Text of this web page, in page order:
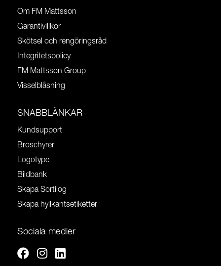
Om FM Mattsson
Garantivillkor
Skötsel och rengöringsråd
Integritetspolicy
FM Mattsson Group
Visselblåsning
SNABBLÄNKAR
Kundsupport
Broschyrer
Logotype
Bildbank
Skapa Sortilog
Skapa hyllkantsetiketter
Sociala medier
FacebookInstagram